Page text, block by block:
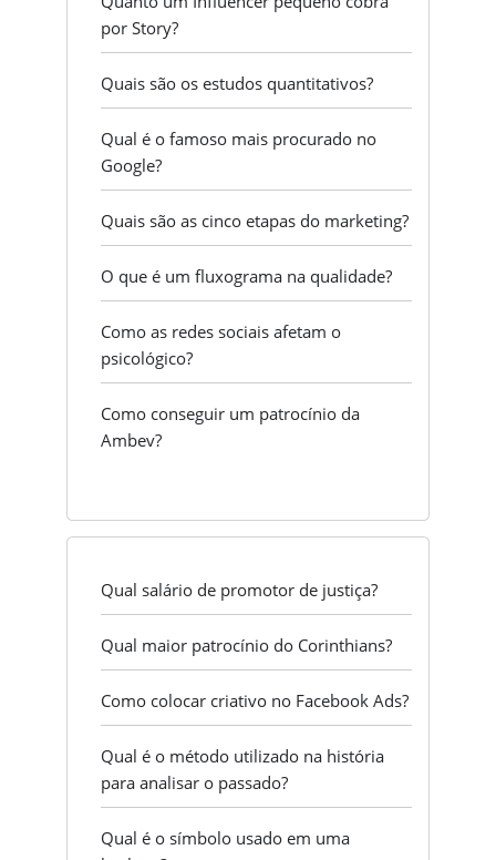
por Story?
Quais são os estudos quantitativos?
Qual é o famoso mais procurado no
Google?
Quais são as cinco etapas do marketing?
O que é um fluxograma na qualidade?
Como as redes sociais afetam o
psicológico?
Como conseguir um patrocínio da
Ambev?
Qual salário de promotor de justiça?
Qual maior patrocínio do Corinthians?
Como colocar criativo no Facebook Ads?
Qual é o método utilizado na história
para analisar o passado?
Qual é o símbolo usado em uma